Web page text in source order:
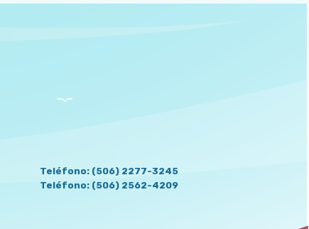
Teléfono: (506) 2277-3245
Teléfono: (506) 2562-4209